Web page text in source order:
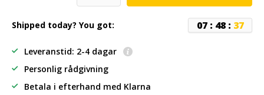
Shipped today? You got: 07: 48: 37
Leveranstid: 2-4 dagar
Personlig rådgivning
Betala i efterhand med Klarna